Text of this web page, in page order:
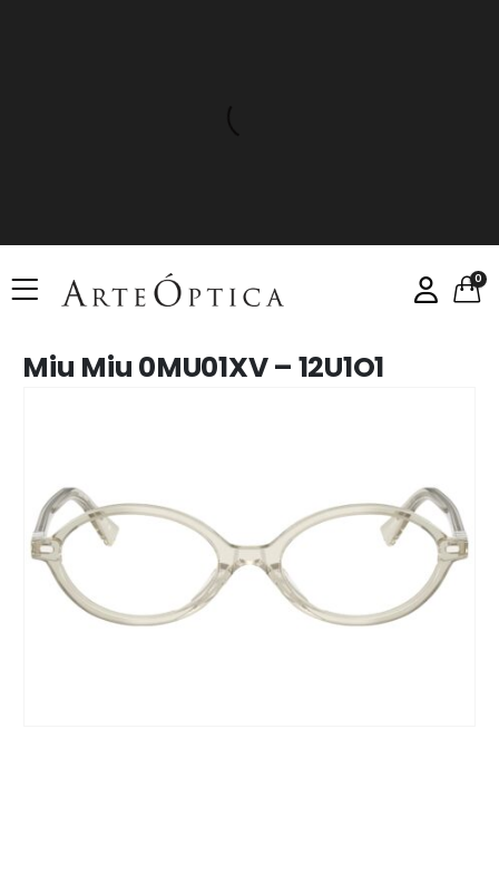
0
Miu Miu 0MU01XV – 12U1O1